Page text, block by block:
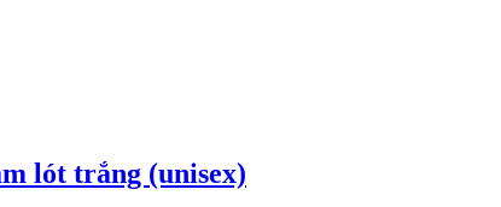
lót trắng (unisex)